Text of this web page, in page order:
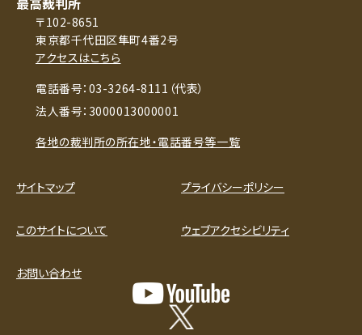
〒102-8651
東京都千代田区隼町4番2号
アクセスはこちら
電話番号：03-3264-8111（代表）
法人番号：3000013000001
各地の裁判所の所在地・電話番号等一覧
サイトマップ プライバシーポリシー
このサイトについて ウェブアクセシビリティ
お問い合わせ